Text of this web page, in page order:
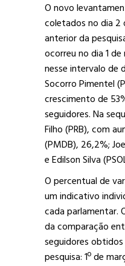
O novo
coletados no dia 2
anterior da
ocorreu no dia 1
nesse intervalo de
Socorro Pimentel
crescimento de
seguidores. Na
Filho (PRB), com
(PMDB), 26,2%;
e Edilson Silva
O percentual de
um indicativo
cada parlamentar.
da comparação
seguidores
pesquisa: 1º de